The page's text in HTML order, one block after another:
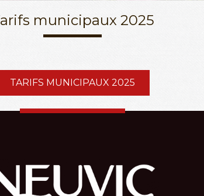
municipaux 2025
TARIFS MUNICIPAUX 2025